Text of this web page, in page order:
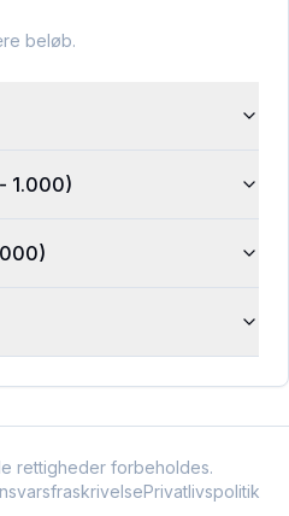
beløb.
1.000)
rettigheder forbeholdes.
Privatlivspolitik